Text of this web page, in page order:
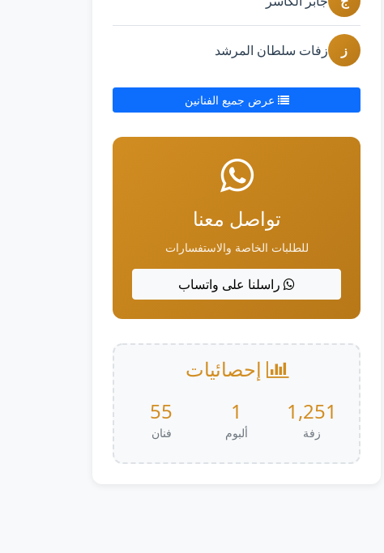
ز زفات سلطان المرشد
عرض جميع الفنانين
تواصل معنا
للطلبات الخاصة والاستفسارات
راسلنا على واتساب
إحصائيات
1,251
زفة
1
ألبوم
55
فنان